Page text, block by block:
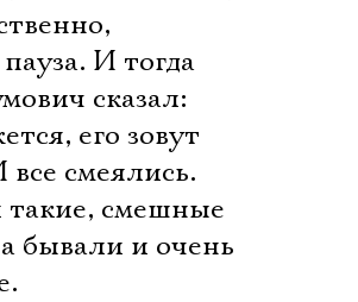
И тогда
сказал:
его зовут
смеялись.
смешные
бывали и очень